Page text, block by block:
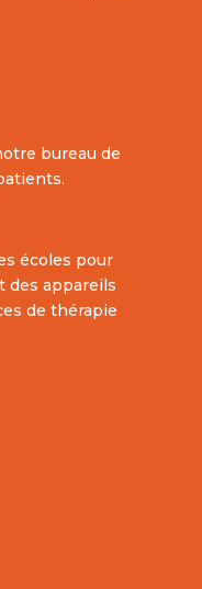
bureau de
écoles pour
des appareils
de thérapie